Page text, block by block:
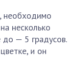
необходимо
несколько
до — 5 градусов.
и он